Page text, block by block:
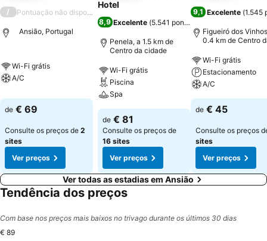
/ Pontuação não disponível
Ansião, Portugal
Wi-Fi grátis
A/C
de € 69
Consulte os preços de 2
sites
Ver preços
Hotel
8,9 Excelente (5.541 pontuações
Penela, a 1.5 km de
Centro da cidade
Wi-Fi grátis
Piscina
Spa
de € 81
Consulte os preços de
16 sites
Ver preços
9,1 Excelente (1.545
Figueiró dos
0.4 km de Centro
Wi-Fi grátis
Estacionamento
A/C
de € 45
Consulte os preços
sites
Ver preços
Ver todas as estadias em Ansião
Tendência dos preços
Com base nos preços mais baixos no trivago durante os últimos 30 dias
€ 89